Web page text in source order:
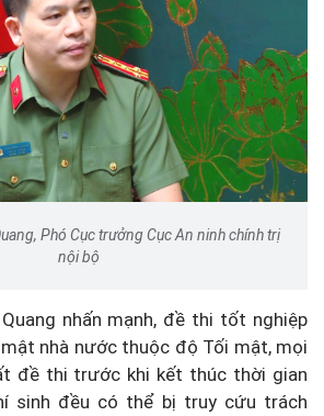
Phó Cục trưởng Cục An ninh chính trị
nội bộ
nhấn mạnh, đề thi tốt nghiệp
nhà nước thuộc độ Tối mật, mọi
đề thi trước khi kết thúc thời gian
sinh đều có thể bị truy cứu trách